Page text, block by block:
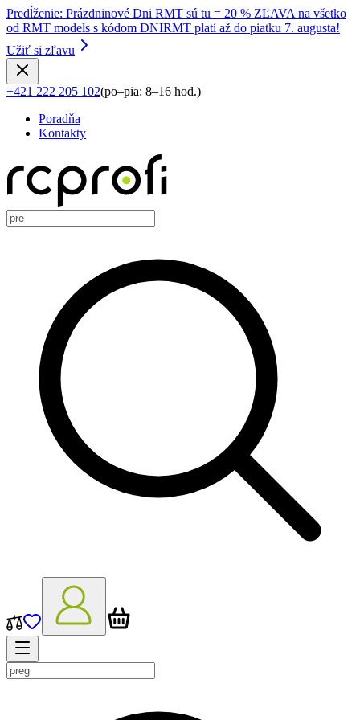
Predĺženie: Prázdninové Dni RMT sú tu = 20 % ZĽAVA na všetko
od RMT models s kódom DNIRMT platí až do piatku 7. augusta!
Užiť si zľavu
+421 222 205 102(po–pia: 8–16 hod.)
Poradňa
Kontakty